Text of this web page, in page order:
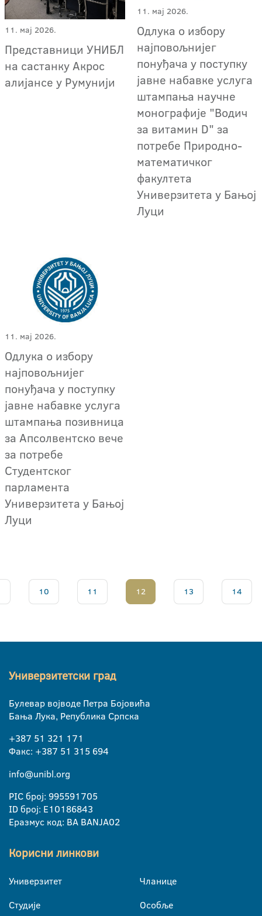
11. мај 2026.
Представници УНИБЛ
на састанку Акрос
алијансе у Румунији
11. мај 2026.
Одлука о избору
најповољнијег
понуђача у поступку
јавне набавке услуга
штампања научне
монографије "Водич
за витамин D" за
потребе Природно-
математичког
факултета
Универзитета у Бањој
Луци
11. мај 2026.
Одлука о избору
најповољнијег
понуђача у поступку
јавне набавке услуга
штампања позивница
за Апсолвентско вече
за потребе
Студентског
парламента
Универзитета у Бањој
Луци
10 11 12 13 14
Универзитетски град
Булевар војводе Петра Бојовића
Бања Лука, Република Српска
+387 51 321 171
Факс: +387 51 315 694
info@unibl.org
PIC број: 995591705
ID број: E10186843
Еразмус код: BA BANJA02
Корисни линкови
Универзитет
Студије
Чланице
Особље